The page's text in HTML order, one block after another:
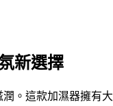
新選擇
。這款加濕器擁有